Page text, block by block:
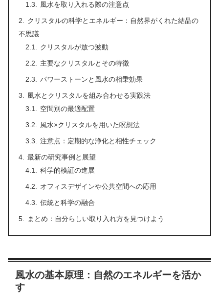
風水を取り入れる際の注意点
クリスタルの科学とエネルギー：自然界がくれた結晶の
不思議
クリスタルが放つ波動
主要なクリスタルとその特徴
パワーストーンと風水の相乗効果
風水とクリスタルを組み合わせる実践法
空間別の最適配置
風水×クリスタルを用いた瞑想法
注意点：定期的な浄化と相性チェック
最新の研究事例と展望
科学的検証の進展
オフィスデザインや公共空間への応用
伝統と科学の融合
まとめ：自分らしい取り入れ方を見つけよう
風水の基本原理：自然のエネルギーを活か
す